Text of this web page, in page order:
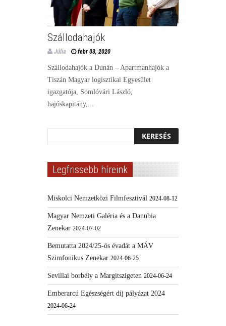
Szállodahajók
Júlia febr 03, 2020
Szállodahajók a Dunán – Apartmanhajók a
Tiszán Magyar logisztikai Egyesület
igazgatója, Somlóvári László,
hajóskapitány,...
Legfrissebb híreink
Miskolci Nemzetközi Filmfesztivál 2024-08-12
Magyar Nemzeti Galéria és a Danubia
Zenekar 2024-07-02
Bemutatta 2024/25-ös évadát a MÁV
Szimfonikus Zenekar 2024-06-25
Sevillai borbély a Margitszigeten 2024-06-24
Emberarcú Egészségért díj pályázat 2024
2024-06-24